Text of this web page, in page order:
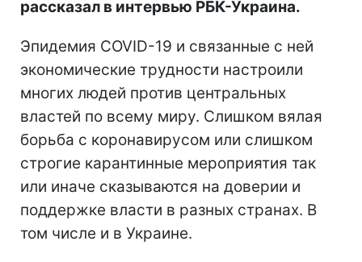
рассказал в интервью РБК-Украина.
Эпидемия COVID-19 и связанные с ней
экономические трудности настроили
многих людей против центральных
властей по всему миру. Слишком вялая
борьба с коронавирусом или слишком
строгие карантинные мероприятия так
или иначе сказываются на доверии и
поддержке власти в разных странах. В
том числе и в Украине.